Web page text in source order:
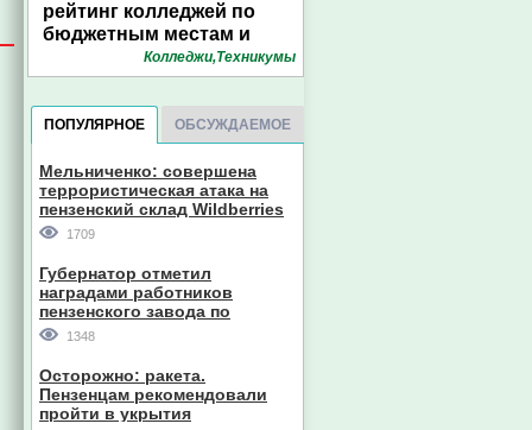
рейтинг колледжей по
бюджетным местам и
конкурсу. Инфографика
1pnz
Колледжи,Техникумы
ПОПУЛЯРНОЕ ОБСУЖДАЕМОЕ
Мельниченко: совершена
террористическая атака на
пензенский склад Wildberries
1709
Губернатор отметил
наградами работников
пензенского завода по
производству станков
1348
Осторожно: ракета.
Пензенцам рекомендовали
пройти в укрытия